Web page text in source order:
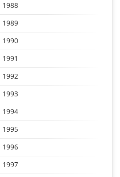
1988
1989
1990
1991
1992
1993
1994
1995
1996
1997